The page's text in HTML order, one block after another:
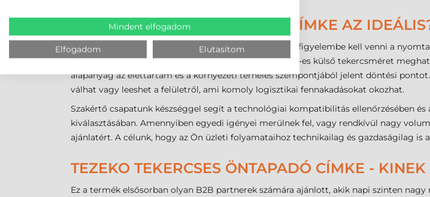
NEM BIZTOS BENNE, MELYIK CÍMKE AZ
A megfelelő jelöléstechnikai eszköz kiválasztása során figyelembe kell venni a
hatásokat. A 76 mm-es belső magátmérő és a 172 mm-es külső tekercsméret
alapanyag az élettartam és a környezeti terhelés szempontjából jelent döntési
válhat vagy leeshet a felületről, ami komoly logisztikai fennakadásokat okozhat.
Szakértő csapatunk készséggel segít a technológiai kompatibilitás ellenőrzésében
kiválasztásában. Amennyiben egyedi igényei merülnek fel, vagy rendkívül nagy
ajánlatért. A célunk, hogy az Ön üzleti folyamataihoz technikailag és gazdaságilag
TEZEKO TEKERCSES ÖNTAPADÓ CÍMKE -
Ez a termék elsősorban olyan B2B partnerek számára ajánlott, akik napi szinten
Mindent elfogadom
Elfogadom Elutasítom